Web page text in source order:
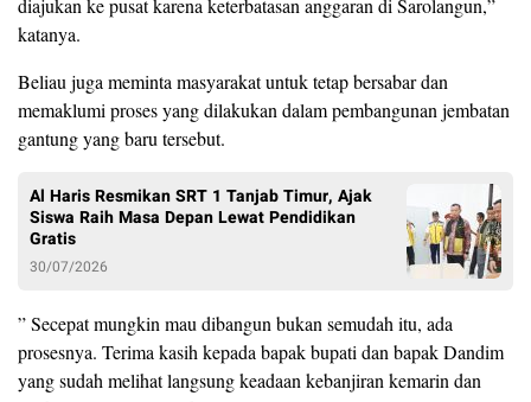
diajukan ke pusat karena keterbatasan anggaran di Sarolangun,”
katanya.
Beliau juga meminta masyarakat untuk tetap bersabar dan
memaklumi proses yang dilakukan dalam pembangunan jembatan
gantung yang baru tersebut.
Al Haris Resmikan SRT 1 Tanjab Timur, Ajak
Siswa Raih Masa Depan Lewat Pendidikan
Gratis
30/07/2026
” Secepat mungkin mau dibangun bukan semudah itu, ada
prosesnya. Terima kasih kepada bapak bupati dan bapak Dandim
yang sudah melihat langsung keadaan kebanjiran kemarin dan